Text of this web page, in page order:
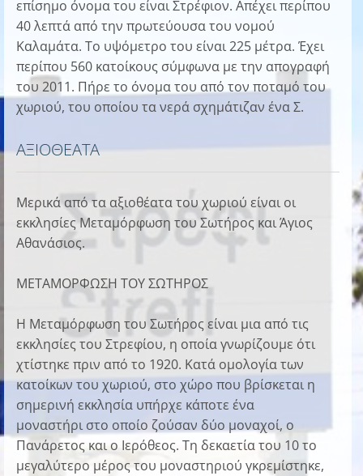
επίσημο όνομα του είναι Στρέφιον. Απέχει περίπου
40 λεπτά από την πρωτεύουσα του νομού
Καλαμάτα. Το υψόμετρο του είναι 225 μέτρα. Έχει
περίπου 560 κατοίκους σύμφωνα με την απογραφή
του 2011. Πήρε το όνομα του από τον ποταμό του
χωριού, του οποίου τα νερά σχημάτιζαν ένα Σ.
ΑΞΙΟΘΕΑΤΑ
Μερικά από τα αξιοθέατα του χωριού είναι οι
εκκλησίες Μεταμόρφωση του Σωτήρος και Άγιος
Αθανάσιος.
ΜΕΤΑΜΟΡΦΩΣΗ ΤΟΥ ΣΩΤΗΡΟΣ
Η Μεταμόρφωση του Σωτήρος είναι μια από τις
εκκλησίες του Στρεφίου, η οποία γνωρίζουμε ότι
χτίστηκε πριν από το 1920. Κατά ομολογία των
κατοίκων του χωριού, στο χώρο που βρίσκεται η
σημερινή εκκλησία υπήρχε κάποτε ένα
μοναστήρι στο οποίο ζούσαν δύο μοναχοί, ο
Πανάρετος και ο Ιερόθεος. Τη δεκαετία του 10 το
μεγαλύτερο μέρος του μοναστηριού γκρεμίστηκε,